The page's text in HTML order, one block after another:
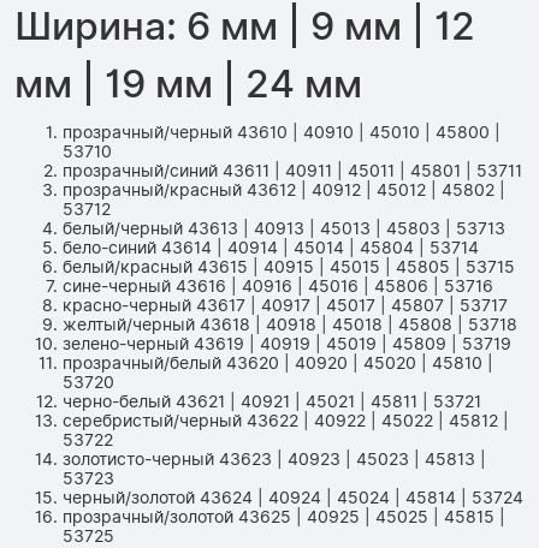
Ширина: 6 мм | 9 мм | 12
мм | 19 мм | 24 мм
прозрачный/черный 43610 | 40910 | 45010 | 45800 |
53710
прозрачный/синий 43611 | 40911 | 45011 | 45801 | 53711
прозрачный/красный 43612 | 40912 | 45012 | 45802 |
53712
белый/черный 43613 | 40913 | 45013 | 45803 | 53713
бело-синий 43614 | 40914 | 45014 | 45804 | 53714
белый/красный 43615 | 40915 | 45015 | 45805 | 53715
сине-черный 43616 | 40916 | 45016 | 45806 | 53716
красно-черный 43617 | 40917 | 45017 | 45807 | 53717
желтый/черный 43618 | 40918 | 45018 | 45808 | 53718
зелено-черный 43619 | 40919 | 45019 | 45809 | 53719
прозрачный/белый 43620 | 40920 | 45020 | 45810 |
53720
черно-белый 43621 | 40921 | 45021 | 45811 | 53721
серебристый/черный 43622 | 40922 | 45022 | 45812 |
53722
золотисто-черный 43623 | 40923 | 45023 | 45813 |
53723
черный/золотой 43624 | 40924 | 45024 | 45814 | 53724
прозрачный/золотой 43625 | 40925 | 45025 | 45815 |
53725